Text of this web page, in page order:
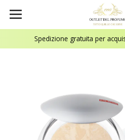
Spedizione gratuita per